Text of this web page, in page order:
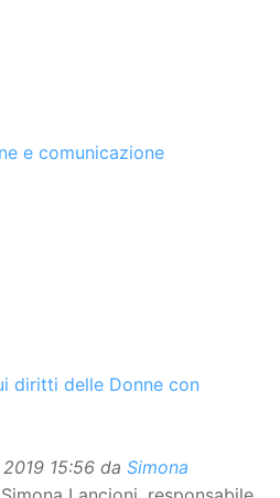
e comunicazione
diritti delle Donne con
15:56 da Simona